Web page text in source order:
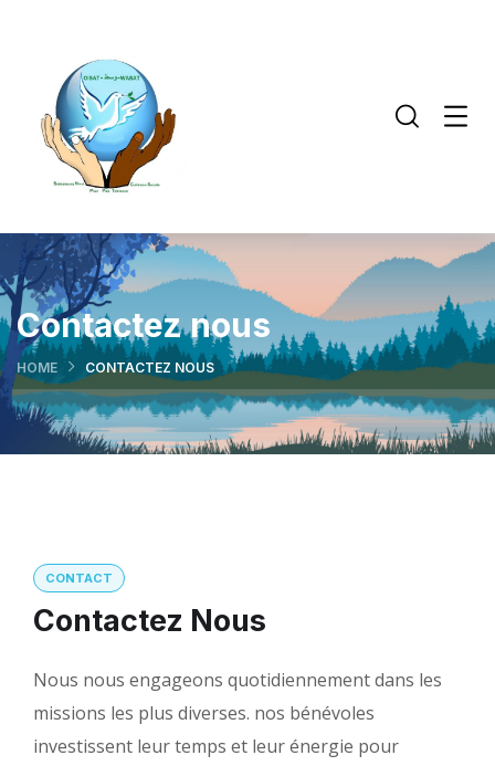
Contactez nous
HOME CONTACTEZ NOUS
CONTACT
Contactez Nous
Nous nous engageons quotidiennement dans les
missions les plus diverses. nos bénévoles
investissent leur temps et leur énergie pour